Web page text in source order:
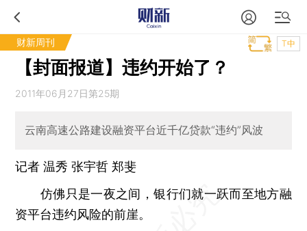
财新周刊 T中
【封面报道】违约开始了？
2011年06月27日第25期
云南高速公路建设融资平台近千亿贷款“违约”风波
记者 温秀张宇哲 郑斐
仿佛只是一夜之间，银行们就一跃而至地方融
资平台违约风险的前崖。